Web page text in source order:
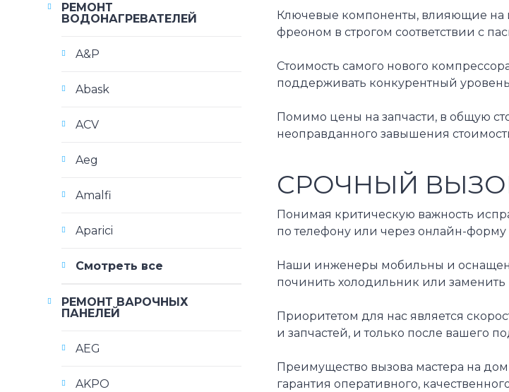
Ключевые компоненты, влияющие на
фреоном в строгом соответствии с
Стоимость самого нового
поддерживать конкурентный
Помимо цены на запчасти, в общую
неоправданного завышения
СРОЧНЫЙ
Понимая критическую важность
по телефону или через онлайн-форму
Наши инженеры мобильны и
починить холодильник или заменить
Приоритетом для нас является
и запчастей, и только после вашего
Преимущество вызова мастера на
гарантия оперативного,
РЕМОНТ
ВОДОНАГРЕВАТЕЛЕЙ
A&P
Abask
ACV
Aeg
Amalfi
Aparici
Смотреть все
РЕМОНТ ВАРОЧНЫХ
ПАНЕЛЕЙ
AEG
AKPO